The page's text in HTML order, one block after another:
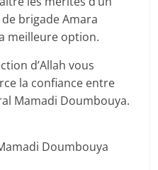
brigade Amara
meilleure option.
d’Allah vous
la confiance entre
Mamadi Doumbouya.
Doumbouya